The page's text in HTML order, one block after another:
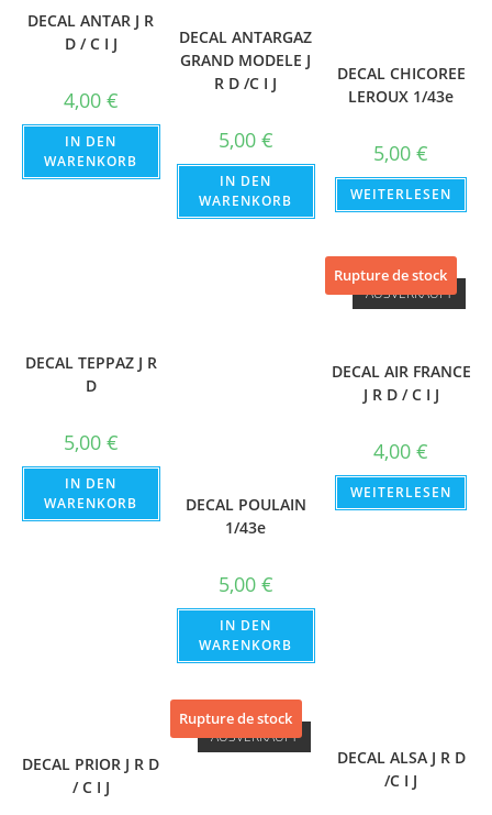
DECAL ANTAR J R
D / C I J
4,00 €
IN DEN
WARENKORB
DECAL ANTARGAZ
GRAND MODELE J
R D /C I J
5,00 €
IN DEN
WARENKORB
DECAL CHICOREE
LEROUX 1/43e
5,00€
WEITERLESEN
DECAL TEPPAZ J R
D
5,00 €
IN DEN
WARENKORB
DECAL POULAIN
1/43e
5,00 €
IN DEN
WARENKORB
Rupture de stock
AUSVERKAUFT
DECAL AIR FRANCE
J R D / C I J
4,00€
WEITERLESEN
DECAL PRIOR J R D
/ C I J
Rupture de stock
AUSVERKAUFT
DECAL ALSA J R D
/C I J